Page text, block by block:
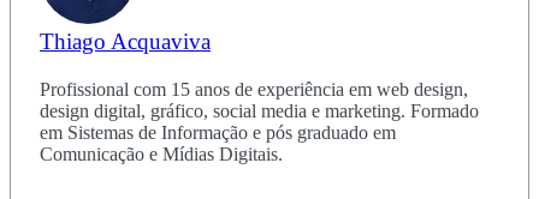
Thiago Acquaviva
Profissional com 15 anos de experiência em web design,
design digital, gráfico, social media e marketing. Formado
em Sistemas de Informação e pós graduado em
Comunicação e Mídias Digitais.